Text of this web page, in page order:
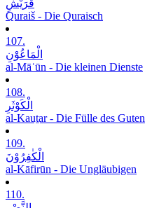
قُرَیْشٍ
Quraiš - Die Quraisch
107.
الْمَاعُوْنِ
al-Māʿūn - Die kleinen Dienste
108.
الْکَوْثَرِ
al-Kauṯar - Die Fülle des Guten
109.
الْکٰفِرُوْنَ
al-Kāfirūn - Die Ungläubigen
110.